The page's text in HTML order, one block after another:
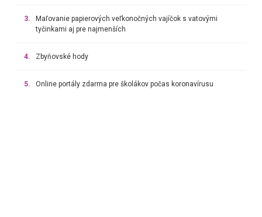
3.
Maľovanie papierových veľkonočných vajíčok s vatovými
tyčinkami aj pre najmenších
4. Zbyňovské hody
5. Online portály zdarma pre školákov počas koronavírusu